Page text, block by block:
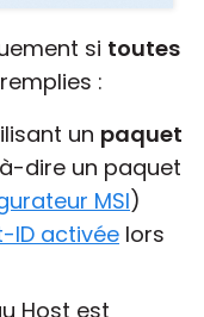
si toutes
:
un paquet
dire un paquet
MSI)
ID activée lors
Host est